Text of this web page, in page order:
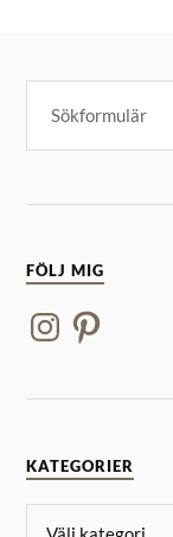
FÖLJ MIG
KATEGORIER